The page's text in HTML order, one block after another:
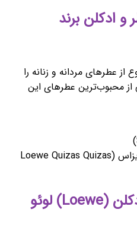
ادکلن برند
از عطرهای مردانه و زنانه را
از محبوب‌ترین عطرهای این
لوئو کویزاس کویزاس کویزاس (Loewe Quizas Quizas
معرفی کامل عطر و ادکلن (Loewe) لوئو